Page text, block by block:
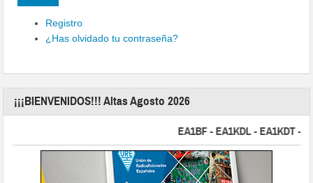
Registro
¿Has olvidado tu contraseña?
¡¡¡BIENVENIDOS!!! Altas Agosto 2026
EA1BF - EA1KDL - EA1KDT -